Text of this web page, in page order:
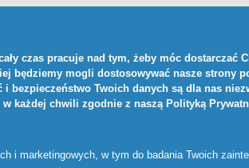
czas pracuje nad tym, żeby móc dostarczać
będziemy mogli dostosowywać nasze strony
bezpieczeństwo Twoich danych są dla nas
w każdej chwili zgodnie z naszą Polityką
marketingowych, w tym do badania Twoich